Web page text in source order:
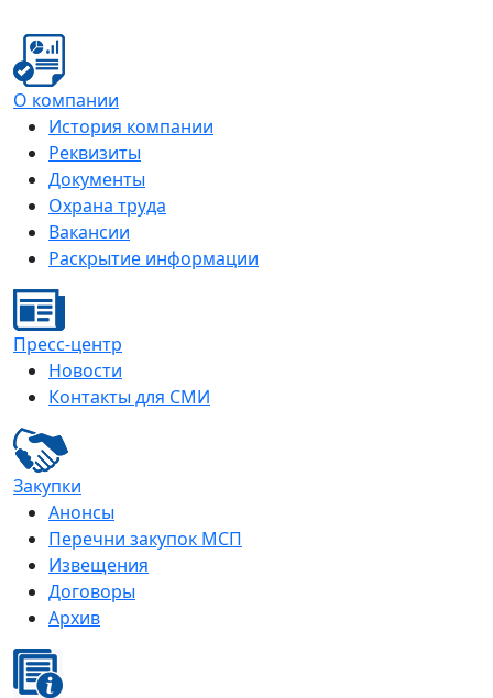
О компании
История компании
Реквизиты
Документы
Охрана труда
Вакансии
Раскрытие информации
Пресс-центр
Новости
Контакты для СМИ
Закупки
Анонсы
Перечни закупок МСП
Извещения
Договоры
Архив